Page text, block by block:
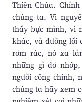
Thiên Chúa.
chúng ta. Vì
thấy bực mình, vì
khác, và đường lối
rơm rác, nó xa
những gì dơ
người công chính,
chúng ta hãy xem